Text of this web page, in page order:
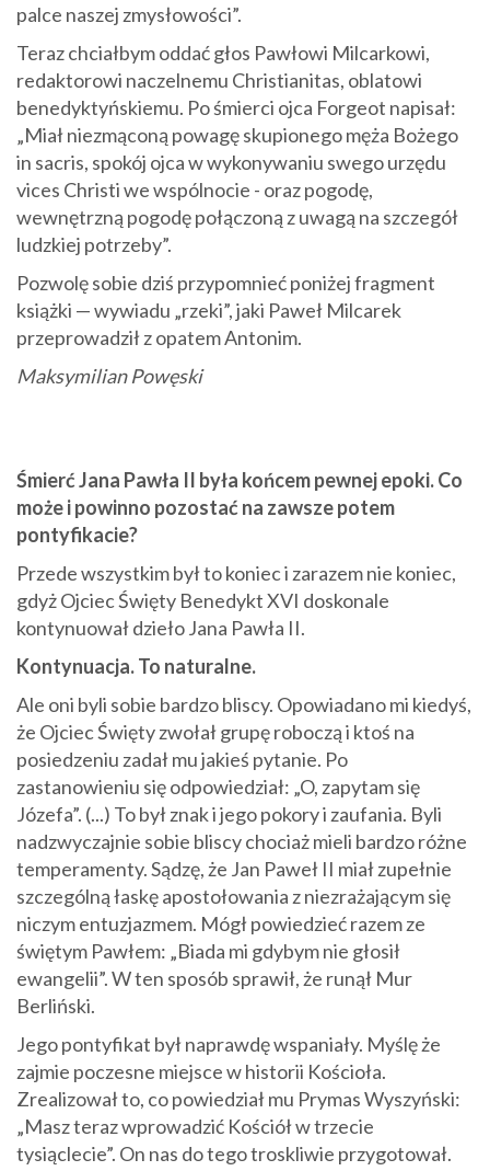
palce naszej zmysłowości”.
Teraz chciałbym oddać głos Pawłowi Milcarkowi,
redaktorowi naczelnemu Christianitas, oblatowi
benedyktyńskiemu. Po śmierci ojca Forgeot napisał:
„Miał niezmąconą powagę skupionego męża Bożego
in sacris, spokój ojca w wykonywaniu swego urzędu
vices Christi we wspólnocie - oraz pogodę,
wewnętrzną pogodę połączoną z uwagą na szczegół
ludzkiej potrzeby”.
Pozwolę sobie dziś przypomnieć poniżej fragment
książki — wywiadu „rzeki”, jaki Paweł Milcarek
przeprowadził z opatem Antonim.
Maksymilian Powęski
Śmierć Jana Pawła II była końcem pewnej epoki. Co
może i powinno pozostać na zawsze potem
pontyfikacie?
Przede wszystkim był to koniec i zarazem nie koniec,
gdyż Ojciec Święty Benedykt XVI doskonale
kontynuował dzieło Jana Pawła II.
Kontynuacja. To naturalne.
Ale oni byli sobie bardzo bliscy. Opowiadano mi kiedyś,
że Ojciec Święty zwołał grupę roboczą i ktoś na
posiedzeniu zadał mu jakieś pytanie. Po
zastanowieniu się odpowiedział: „O, zapytam się
Józefa”. (...) To był znak i jego pokory i zaufania. Byli
nadzwyczajnie sobie bliscy chociaż mieli bardzo różne
temperamenty. Sądzę, że Jan Paweł II miał zupełnie
szczególną łaskę apostołowania z niezrażającym się
niczym entuzjazmem. Mógł powiedzieć razem ze
świętym Pawłem: „Biada mi gdybym nie głosił
ewangelii”. W ten sposób sprawił, że runął Mur
Berliński.
Jego pontyfikat był naprawdę wspaniały. Myślę że
zajmie poczesne miejsce w historii Kościoła.
Zrealizował to, co powiedział mu Prymas Wyszyński:
„Masz teraz wprowadzić Kościół w trzecie
tysiąclecie”. On nas do tego troskliwie przygotował.